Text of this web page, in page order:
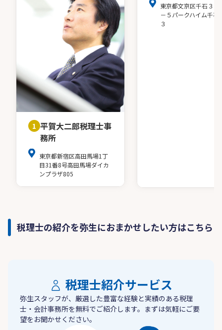
1 平賀大二郎税理士事
務所
東京都新宿区高田馬場1丁
目31番8号高田馬場ダイカ
ンプラザ805
東京都文京区千石３－
－５パークハイム千石
３
税理士の紹介を弥生におまかせしたい方はこちら
税理士紹介サービス
弥生スタッフが、厳選した豊富な経験と実績のある税理
士・会計事務所を無料でご紹介します。まずは気軽にご要
望をお聞かせください。